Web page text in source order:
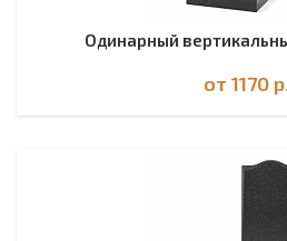
Одинарный
от 1170